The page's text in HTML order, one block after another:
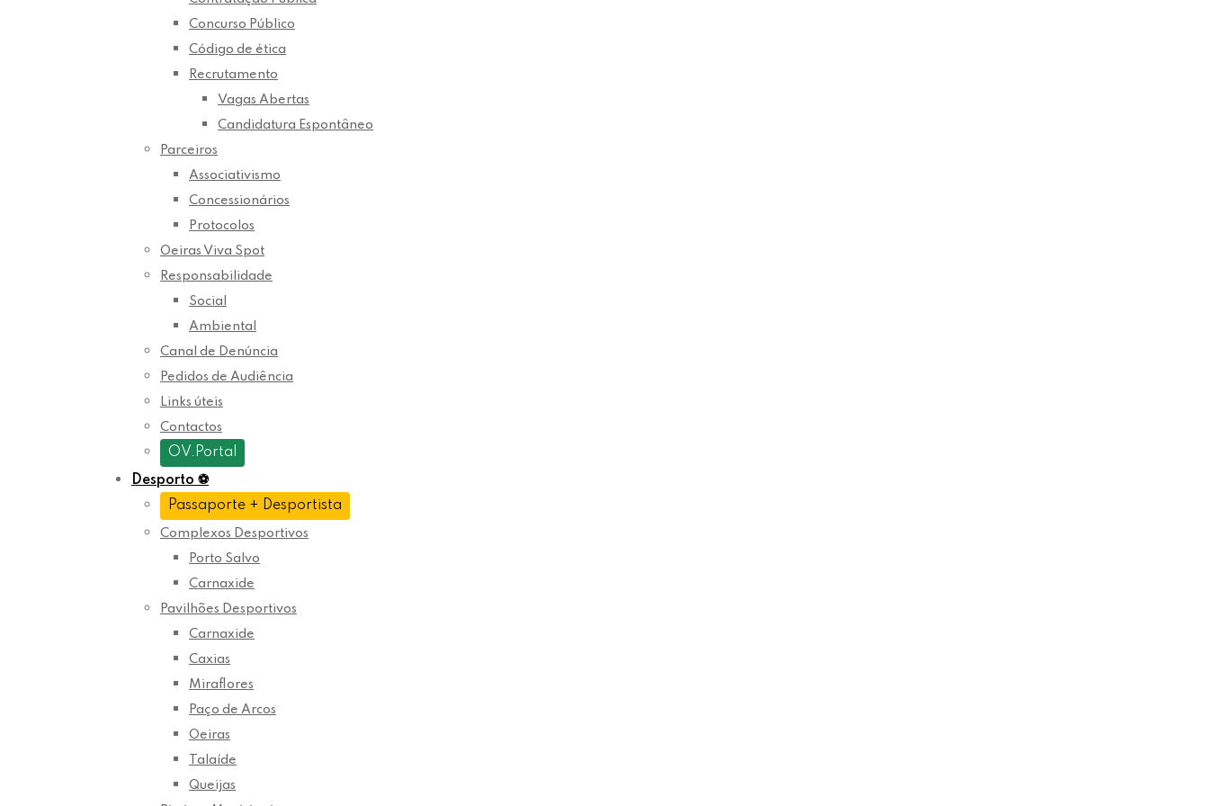
Concurso Público
Código de ética
Recrutamento
Vagas Abertas
Candidatura Espontâneo
Parceiros
Associativismo
Concessionários
Protocolos
Oeiras Viva Spot
Responsabilidade
Social
Ambiental
Canal de Denúncia
Pedidos de Audiência
Links úteis
Contactos
OV.Portal
Desporto ⚽
Passaporte + Desportista
Complexos Desportivos
Porto Salvo
Carnaxide
Pavilhões Desportivos
Carnaxide
Caxias
Miraflores
Paço de Arcos
Oeiras
Talaíde
Queijas